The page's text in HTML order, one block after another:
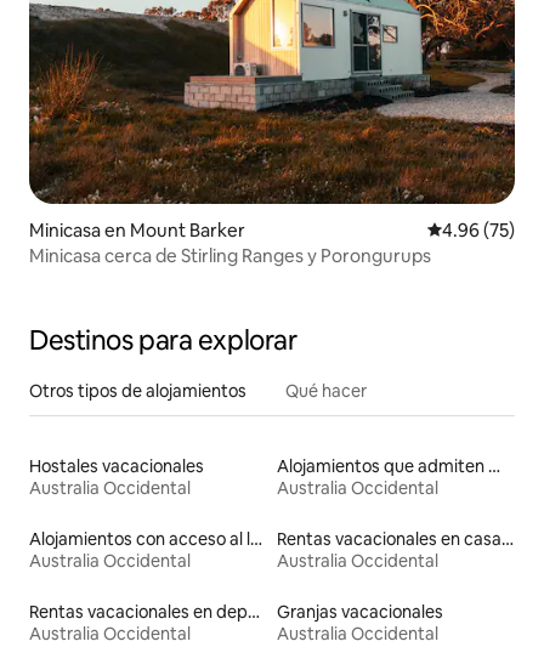
Minicasa en Mount Barker Calificación
4.96 (75)
Minicasa cerca de Stirling Ranges y Porongurups
Destinos para explorar
Otros tipos de alojamientos Qué hacer
Hostales vacacionales
Australia Occidental
Alojamientos que admiten mascotas
Australia Occidental
Alojamientos con acceso al lago
Australia Occidental
Rentas vacacionales en casas adosadas
Australia Occidental
Rentas vacacionales en departamentos con cama de altura accesible
Australia Occidental
Granjas vacacionales
Australia Occidental